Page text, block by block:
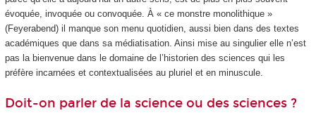
évoquée, invoquée ou convoquée. À « ce monstre monolithique »
(Feyerabend) il manque son menu quotidien, aussi bien dans des textes
académiques que dans sa médiatisation. Ainsi mise au singulier elle n’est
pas la bienvenue dans le domaine de l’historien des sciences qui les
préfère incarnées et contextualisées au pluriel et en minuscule.
Doit-on parler de la science ou des sciences ?